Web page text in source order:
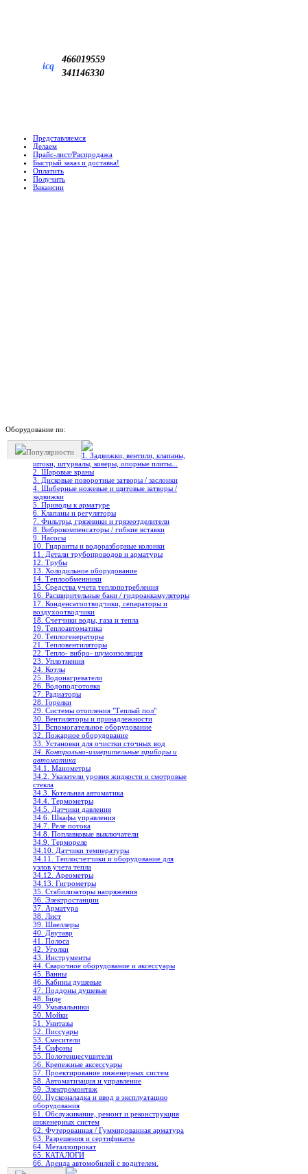
icq
466019559
341146330
Представляемся
Делаем
Прайс-лист/Распродажа
Быстрый заказ и доставка!
Оплатить
Получить
Вакансии
Оборудование по:
Популярности
1. Задвижки, вентили, клапаны,
штоки, штурвалы, коверы, опорные плиты...
2. Шаровые краны
3. Дисковые поворотные затворы / заслонки
4. Шиберные ножевые и щитовые затворы /
задвижки
5. Приводы к арматуре
6. Клапаны и регуляторы
7. Фильтры, грязевики и грязеотделители
8. Виброкомпенсаторы / гибкие вставки
9. Насосы
10. Гидранты и водоразборные колонки
11. Детали трубопроводов и арматуры
12. Трубы
13. Холодильное oборудование
14. Теплообменники
15. Средства учета теплопотребления
16. Расширительные баки / гидроаккамуляторы
17. Конденсатоотводчики, сепараторы и
воздухоотводчики
18. Счетчики воды, газа и тепла
19. Теплоавтоматика
20. Теплогенераторы
21. Тепловентиляторы
22. Тепло- вибро- шумоизоляция
23. Уплотнения
24. Котлы
25. Водонагреватели
26. Водоподготовка
27. Радиаторы
28. Горелки
29. Системы отопления "Теплый пол"
30. Вентиляторы и принадлежности
31. Вспомогательное оборудование
32. Пожарное оборудование
33. Установки для очистки сточных вод
34. Контрольно-измерительные приборы и
автоматика
34.1. Манометры
34.2. Указатели уровня жидкости и смотровые
стекла
34.3. Котельная автоматика
34.4. Термометры
34.5. Датчики давления
34.6. Шкафы управления
34.7. Реле потока
34.8. Поплавковые выключатели
34.9. Термореле
34.10. Датчики температуры
34.11. Теплосчетчики и оборудование для
узлов учета тепла
34.12. Ареометры
34.13. Гигрометры
35. Стабилизаторы напряжения
36. Электростанции
37. Арматура
38. Лист
39. Швеллеры
40. Двутавр
41. Полоса
42. Уголки
43. Инструменты
44. Сварочное оборудование и аксессуары
45. Ванны
46. Кабины душевые
47. Поддоны душевые
48. Биде
49. Умывальники
50. Мойки
51. Унитазы
52. Писсуары
53. Смесители
54. Сифоны
55. Полотенцесушители
56. Крепежные аксессуары
57. Проектирование инженерных систем
58. Автоматизация и управление
59. Электромонтаж
60. Пусконаладка и ввод в эксплуатацию
оборудования
61. Обслуживание, ремонт и реконструкция
инженерных систем
62. Футерованная / Гуммированная арматура
63. Разрешения и сертификаты
64. Металлопрокат
65. КАТАЛОГИ
66. Аренда автомобилей с водителем.